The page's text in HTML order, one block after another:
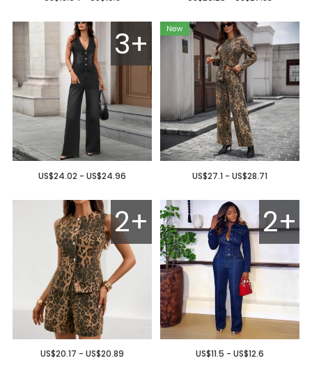
3+
US$24.02 - US$24.96 US$27.1 - US$28.71
2+
US$20.17 - US$20.89
2+
US$11.5 - US$12.6